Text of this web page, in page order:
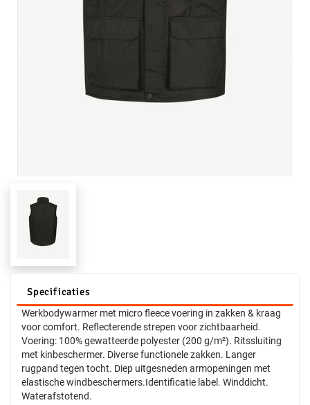
Specificaties
Werkbodywarmer met micro fleece voering in zakken & kraag
voor comfort. Reflecterende strepen voor zichtbaarheid.
Voering: 100% gewatteerde polyester (200 g/m²). Ritssluiting
met kinbeschermer. Diverse functionele zakken. Langer
rugpand tegen tocht. Diep uitgesneden armopeningen met
elastische windbeschermers.Identificatie label. Winddicht.
Waterafstotend.